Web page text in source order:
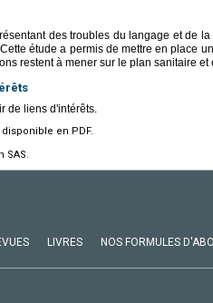
des troubles du langage et de
étude a permis de mettre en place
restent à mener sur le plan sanitaire
de liens d'intérêts.
en PDF.
SAS.
LIVRES NOS FORMULES